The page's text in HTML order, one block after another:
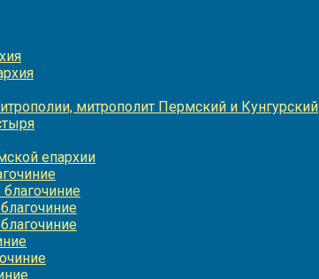
митрополит Пермский и Кунгурский
епархии